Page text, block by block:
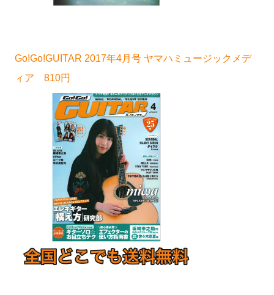
Go!Go!GUITAR 2017年4月号 ヤマハミュージックメデ
ィア 810円